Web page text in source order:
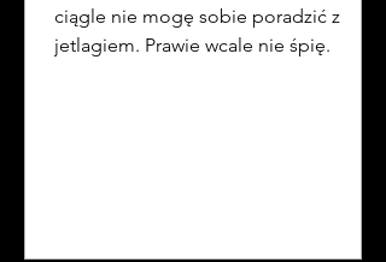
ciągle nie mogę sobie poradzić z
jetlagiem. Prawie wcale nie śpię.